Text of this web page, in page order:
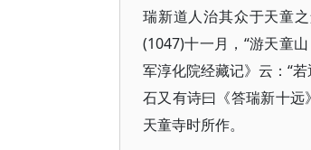
瑞新道人治其众于天童
(1047)十一月，“游天童
军淳化院经藏记》云：“
石又有诗曰《答瑞新十
天童寺时所作。